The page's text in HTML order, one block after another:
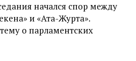
начался спор между
и «Ата-Журта».
о парламентских